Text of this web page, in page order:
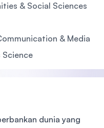
& Social Sciences
& Media
Science
dunia yang